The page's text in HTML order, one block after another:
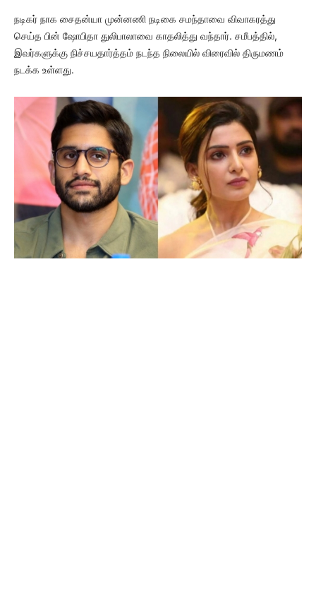
நடிகர் நாக சைதன்யா முன்னணி நடிகை சமந்தாவை விவாகரத்து
செய்த பின் ஷோபிதா துலிபாலாவை காதலித்து வந்தார். சமீபத்தில்,
இவர்களுக்கு நிச்சயதார்த்தம் நடந்த நிலையில் விரைவில் திருமணம்
நடக்க உள்ளது.